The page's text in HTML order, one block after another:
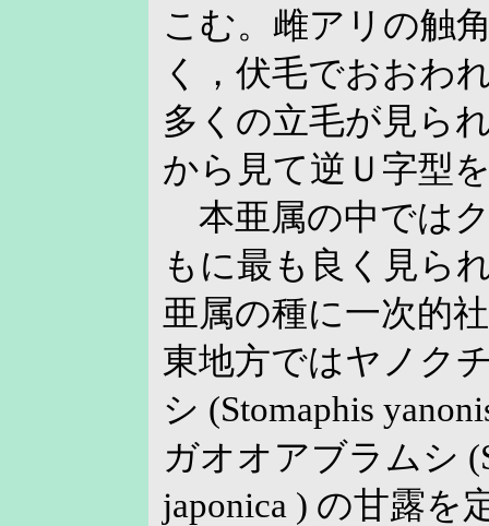
こむ。雌アリの触
く，伏毛でおおわ
多くの立毛が見ら
から見て逆Ｕ字型
本亜属の中では
もに最も良く見ら
亜属の種に一次的
東地方ではヤノク
シ (Stomaphis
ガオオアブラムシ
japonica ) の甘露を